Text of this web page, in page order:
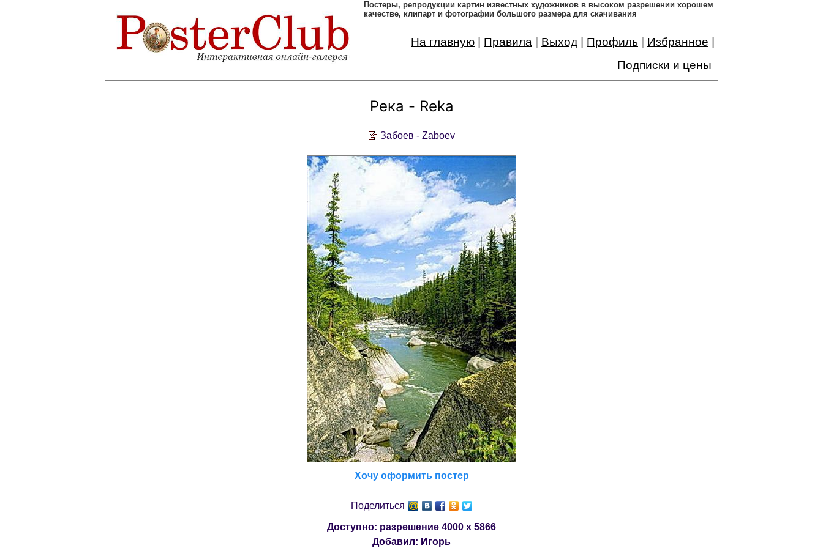
Постеры, pепродукции картин известных художников в высоком разрешении хорошем
качестве, клипарт и фотографии большого размера для скачивания
На главную Правила Выход Профиль Избранное
Подписки и цены
Река - Reka
Забоев - Zaboev
Хочу оформить постер
Поделиться
Доступно: разрешение 4000 x 5866
Добавил: Игорь